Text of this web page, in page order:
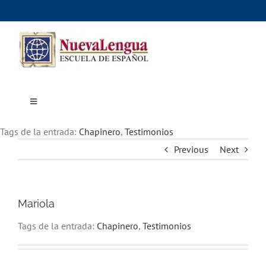
to
content
Toggle
Cursos
Dónde estudiar
Tags de la entrada: Chapinero, Testimonios
Previous
Next
Mariola
Tags de la entrada: Chapinero, Testimonios